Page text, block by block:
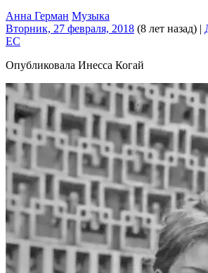
Анна Герман Музыка
Вторник, 27 февраля, 2018 (8 лет назад) |
EC
Опубликовала Инесса Когай